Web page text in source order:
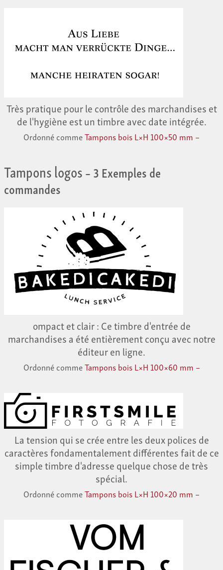
Très pratique pour le contrôle des marchandises et
de l'hygiène est un timbre avec date intégrée.
Ordonné commeTampons bois L×H 100×50 mm –
Tampons logos– 3 Exemples de
commandes
ompact et clair : Ce timbre d'entrée de
marchandises a été entièrement conçu avec notre
éditeur en ligne.
Ordonné commeTampons bois L×H 100×60 mm –
La tension qui se crée entre les deux polices de
caractères fondamentalement différentes fait de ce
simple timbre d'adresse quelque chose de très
spécial.
Ordonné commeTampons bois L×H 100×20 mm –